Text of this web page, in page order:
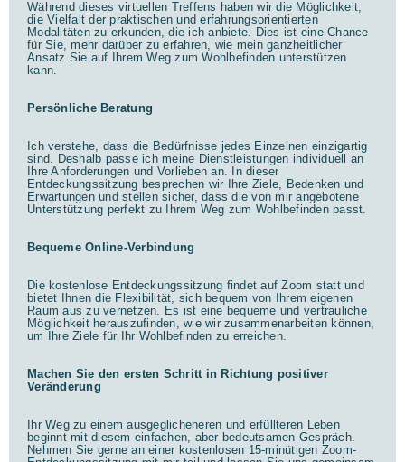
Während dieses virtuellen Treffens haben wir die Möglichkeit,
die Vielfalt der praktischen und erfahrungsorientierten
Modalitäten zu erkunden, die ich anbiete. Dies ist eine Chance
für Sie, mehr darüber zu erfahren, wie mein ganzheitlicher
Ansatz Sie auf Ihrem Weg zum Wohlbefinden unterstützen
kann.
Persönliche Beratung
Ich verstehe, dass die Bedürfnisse jedes Einzelnen einzigartig
sind. Deshalb passe ich meine Dienstleistungen individuell an
Ihre Anforderungen und Vorlieben an. In dieser
Entdeckungssitzung besprechen wir Ihre Ziele, Bedenken und
Erwartungen und stellen sicher, dass die von mir angebotene
Unterstützung perfekt zu Ihrem Weg zum Wohlbefinden passt.
Bequeme Online-Verbindung
Die kostenlose Entdeckungssitzung findet auf Zoom statt und
bietet Ihnen die Flexibilität, sich bequem von Ihrem eigenen
Raum aus zu vernetzen. Es ist eine bequeme und vertrauliche
Möglichkeit herauszufinden, wie wir zusammenarbeiten können,
um Ihre Ziele für Ihr Wohlbefinden zu erreichen.
Machen Sie den ersten Schritt in Richtung positiver
Veränderung
Ihr Weg zu einem ausgeglicheneren und erfüllteren Leben
beginnt mit diesem einfachen, aber bedeutsamen Gespräch.
Nehmen Sie gerne an einer kostenlosen 15-minütigen Zoom-